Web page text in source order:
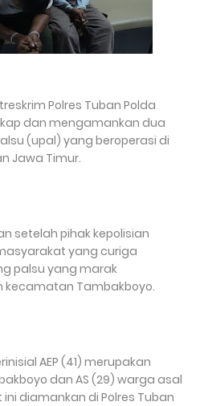
Polres Tuban Polda
dan mengamankan dua
(upal) yang beroperasi di
Jawa Timur.
setelah pihak kepolisian
yang curiga
palsu yang marak
kecamatan Tambakboyo.
AEP (41) merupakan
dan AS (29) warga asal
diamankan di Polres Tuban